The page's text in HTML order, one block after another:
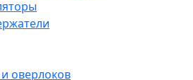
оверлоков